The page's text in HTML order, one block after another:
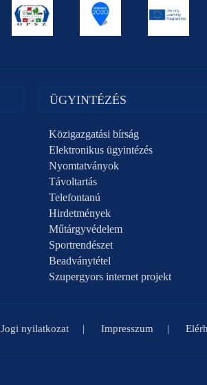
ÜGYINTÉZÉS
Közigazgatási bírság
Elektronikus ügyintézés
Nyomtatványok
Távoltartás
Telefontanú
Hirdetmények
Műtárgyvédelem
Sportrendészet
Beadványtétel
Szupergyors internet projekt
Jogi nyilatkozat Impresszum